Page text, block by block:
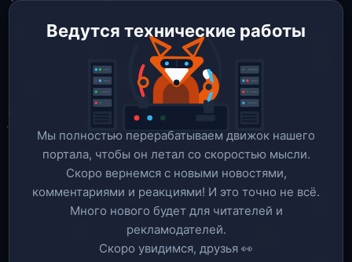
Ведутся технические работы
Мы полностью перерабатываем движок нашего
портала, чтобы он летал со скоростью мысли.
Скоро вернемся c новыми новостями,
комментариями и реакциями! И это точно не всё.
Много нового будет для читателей и
рекламодателей.
Скоро увидимся, друзья 👀